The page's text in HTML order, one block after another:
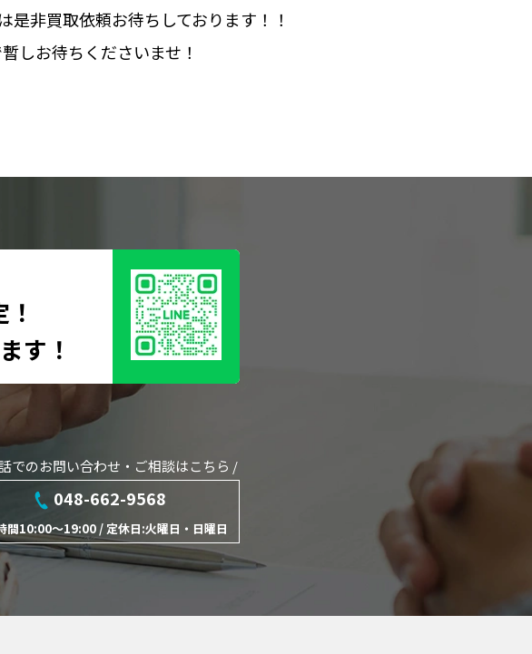
非買取依頼お待ちしております！！
しお待ちくださいませ！
す！
でのお問い合わせ・ご相談はこちら /
048-662-9568
間10:00～19:00 / 定休日:火曜日・日曜日